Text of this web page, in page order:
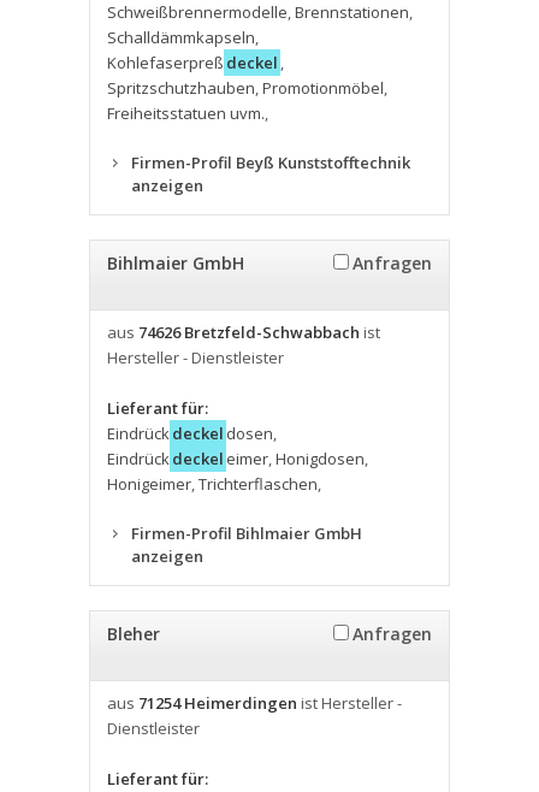
Schweißbrennermodelle,Brennstationen,
Schalldämmkapseln,
Kohlefaserpreß deckel ,
Spritzschutzhauben,Promotionmöbel,
Freiheitsstatuen uvm.,
Firmen-Profil Beyß Kunststofftechnik
anzeigen
Bihlmaier GmbH Anfragen
aus 74626 Bretzfeld-Schwabbach ist
Hersteller - Dienstleister
Lieferant für:
Eindrückdeckel dosen,
Eindrückdeckel eimer,Honigdosen,
Honigeimer,Trichterflaschen,
Firmen-Profil Bihlmaier GmbH
anzeigen
Bleher Anfragen
aus 71254 Heimerdingen ist Hersteller -
Dienstleister
Lieferant für: